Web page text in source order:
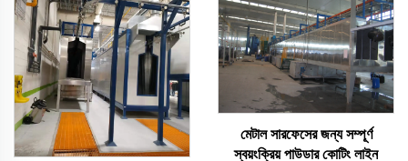
মেটাল সারফেসের জন্য সম্পূর্ণ
স্বয়ংক্রিয় পাউডার কোটিং লাইন